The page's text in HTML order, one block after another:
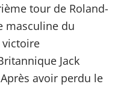
tour de Roland-
masculine du
victoire
Jack
avoir perdu le